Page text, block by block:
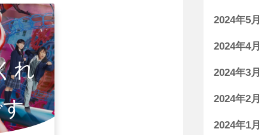
れ
2024年5月
2024年4月
2024年3月
2024年2月
2024年1月